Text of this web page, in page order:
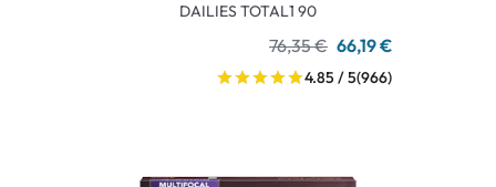
DAILIES TOTAL1 90
76,35 € 66,19 €
4.85 / 5(966)